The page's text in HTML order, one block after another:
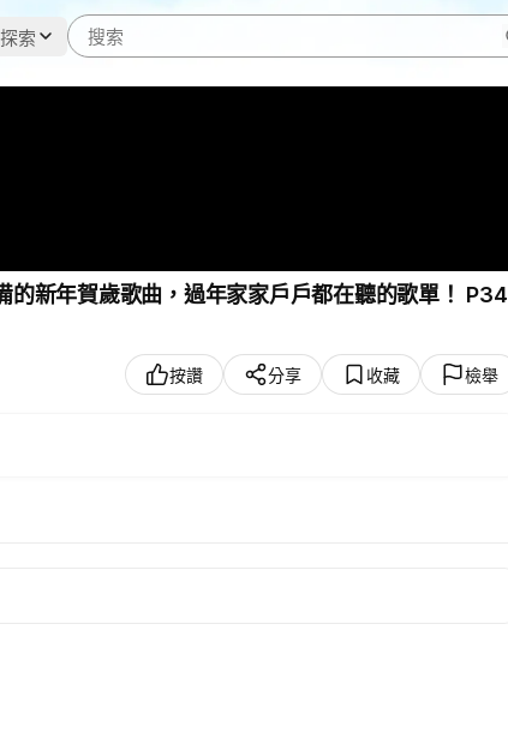
探索
新年賀歲歌曲，過年家家戶戶都在聽的歌單！ P34
按讚 分享 收藏 檢舉